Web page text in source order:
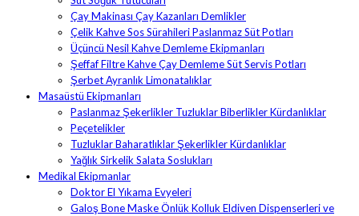
Çay Makinası Çay Kazanları Demlikler
Çelik Kahve Sos Sürahileri Paslanmaz Süt Potları
Üçüncü Nesil Kahve Demleme Ekipmanları
Şeffaf Filtre Kahve Çay Demleme Süt Servis Potları
Şerbet Ayranlık Limonatalıklar
Masaüstü Ekipmanları
Paslanmaz Şekerlikler Tuzluklar Biberlikler Kürdanlıklar
Peçetelikler
Tuzluklar Baharatlıklar Şekerlikler Kürdanlıklar
Yağlık Sirkelik Salata Soslukları
Medikal Ekipmanlar
Doktor El Yıkama Evyeleri
Galoş Bone Maske Önlük Kolluk Eldiven Dispenserleri ve